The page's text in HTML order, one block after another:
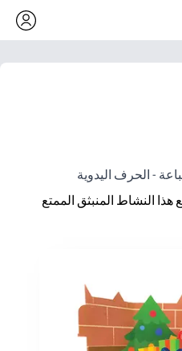
- الحرف اليدوية
النشاط المنبثق الممتع
على تفاعل الأطفال - فهم
واتباع التوجيهات والتفكير
أو الليالي العائلية - يسهل